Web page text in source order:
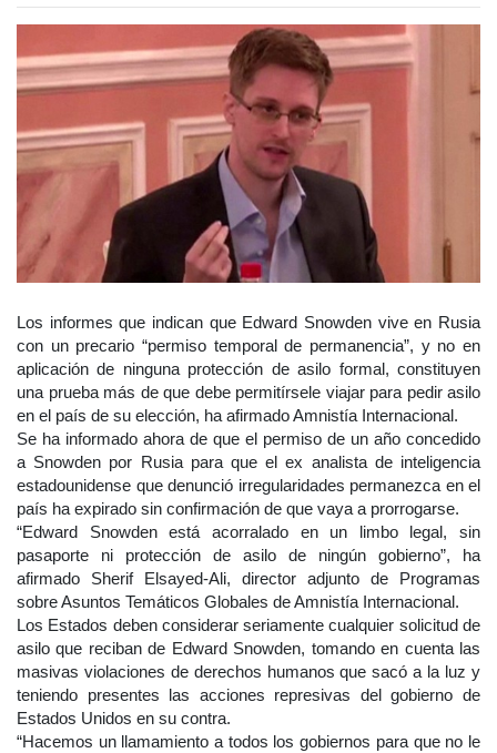
Los informes que indican que Edward Snowden vive en Rusia
con un precario “permiso temporal de permanencia”, y no en
aplicación de ninguna protección de asilo formal, constituyen
una prueba más de que debe permitírsele viajar para pedir asilo
en el país de su elección, ha afirmado Amnistía Internacional.
Se ha informado ahora de que el permiso de un año concedido
a Snowden por Rusia para que el ex analista de inteligencia
estadounidense que denunció irregularidades permanezca en el
país ha expirado sin confirmación de que vaya a prorrogarse.
“Edward Snowden está acorralado en un limbo legal, sin
pasaporte ni protección de asilo de ningún gobierno”, ha
afirmado Sherif Elsayed-Ali, director adjunto de Programas
sobre Asuntos Temáticos Globales de Amnistía Internacional.
Los Estados deben considerar seriamente cualquier solicitud de
asilo que reciban de Edward Snowden, tomando en cuenta las
masivas violaciones de derechos humanos que sacó a la luz y
teniendo presentes las acciones represivas del gobierno de
Estados Unidos en su contra.
“Hacemos un llamamiento a todos los gobiernos para que no le